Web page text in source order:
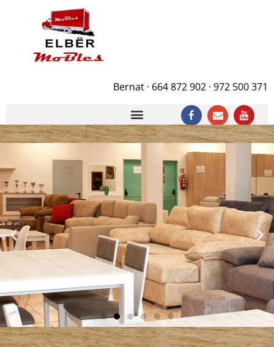
Bernat · 664 872 902 · 972 500 371